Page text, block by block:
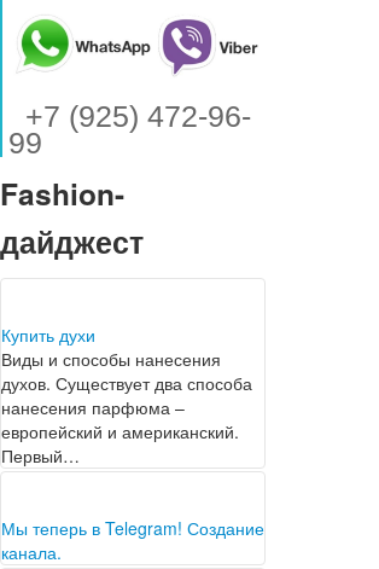
+7 (925) 472-96-
99
Fashion-
дайджест
Купить духи
Виды и способы нанесения
духов. Существует два способа
нанесения парфюма –
европейский и американский.
Первый…
Мы теперь в Telegram! Создание
канала.